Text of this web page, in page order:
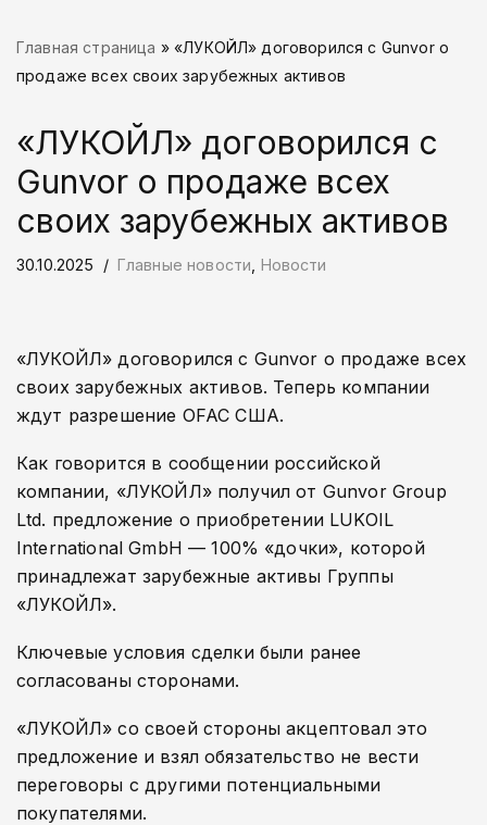
Главная страница »«ЛУКОЙЛ» договорился с Gunvor о
продаже всех своих зарубежных активов
«ЛУКОЙЛ» договорился с
Gunvor о продаже всех
своих зарубежных активов
30.10.2025 Главные новости Новости
«ЛУКОЙЛ» договорился с Gunvor о продаже всех
своих зарубежных активов. Теперь компании
ждут разрешение OFAC США.
Как говорится в сообщении российской
компании, «ЛУКОЙЛ» получил от Gunvor Group
Ltd. предложение о приобретении LUKOIL
International GmbH — 100% «дочки», которой
принадлежат зарубежные активы Группы
«ЛУКОЙЛ».
Ключевые условия сделки были ранее
согласованы сторонами.
«ЛУКОЙЛ» со своей стороны акцептовал это
предложение и взял обязательство не вести
переговоры с другими потенциальными
покупателями.